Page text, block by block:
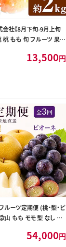
社《8月下旬-9月上旬
桃 もも 旬 フルーツ 果物
13,500円
ルーツ定期便 (桃・梨・ピ
山 もも モモ 梨 なし ぶ
54,000円